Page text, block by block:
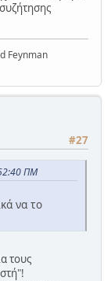
Feynman
#27
ΠΜ
να το
τους